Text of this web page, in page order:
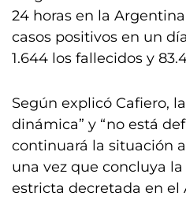
24 horas en la
casos positivos en un
1.644 los fallecidos y
Según explicó Cafiero,
dinámica” y “no está
continuará la situación
una vez que concluya
estricta decretada en el